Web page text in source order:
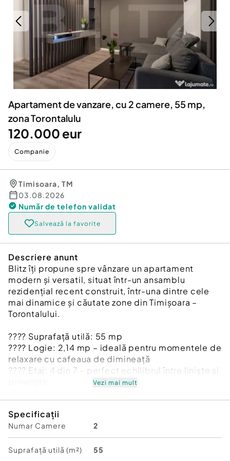
Servicii
Animale de companie
Afaceri și echipamente profesionale
Inchiriere Bunuri si Vehicule
Utilaje agricole si industriale
Piese auto si accesorii
Dacia Duster
Apartament de vanzare, cu 2 camere, 55 mp,
zona Torontalulu
120.000 eur
Companie
Timisoara, TM
03.08.2026
Număr de telefon validat
Salvează la favorite
Descriere anunt
Blitz îți propune spre vânzare un apartament
modern și versatil, situat într-un ansamblu
rezidențial recent construit, într-una dintre cele
mai dinamice și căutate zone din Timișoara –
Torontalului.
???? Suprafață utilă: 55 mp
???? Logie: 2,14 mp – ideală pentru momentele de
relaxare cu cafeaua de dimineață
???? Etaj: 4 din 7 – perfect echilibrul între liniște și
???? Ce face acest apartament cu adevărat
special?
Ai oportunitatea rară de a-l transforma într-un
Vezi mai mult
Specificații
Numar Camere 2
Suprafață utilă (m²) 55